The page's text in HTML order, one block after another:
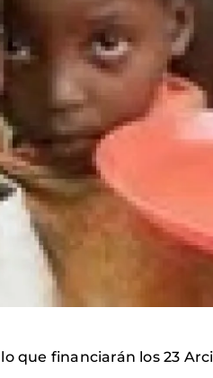
que financiarán los 23